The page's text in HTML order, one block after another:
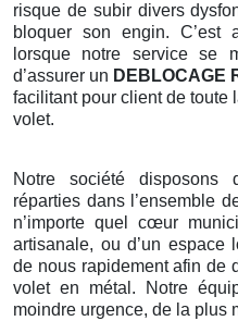
risque de subir divers
bloquer son engin. C’est
lorsque notre service se
d’assurer un DEBLOCAGE
facilitant pour client de toute
volet.
Notre société disposons
réparties dans l’ensemble
n’importe quel cœur
artisanale, ou d’un espace
de nous rapidement afin de
volet en métal. Notre
moindre urgence, de la plus